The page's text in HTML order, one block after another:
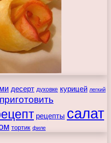
десерт духовке курицей легкий
приготовить
рецепты салат
тортик филе